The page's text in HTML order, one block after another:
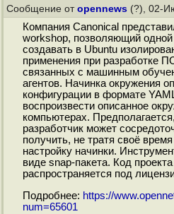
Сообщение от opennews (?), 02-
Компания Canonical
workshop, позволяющий
создавать в Ubuntu
применения при разработке
связанных с машинным
агентов. Начинка окружения
конфигурации в формате
воспроизвести описанное
компьютерах.
разработчик может
получить, не тратя своё
настройку начинки.
виде snap-пакета. Код
распространяется под
Подробнее: https://
num=65601